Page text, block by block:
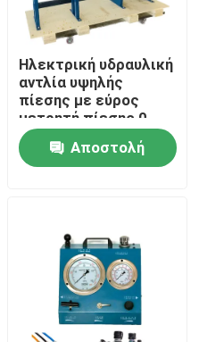
Ηλεκτρική υδραυλική
αντλία υψηλής
πίεσης με εύρος
μετρητή πίεσης 0-
3000Bar
βελτιστοποιημένη
για υδραυλικά
Αποστολή